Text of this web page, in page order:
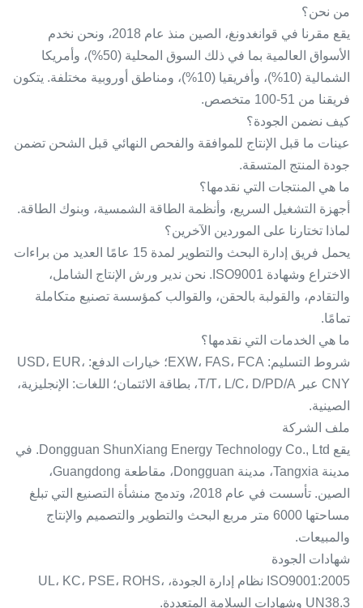
من نحن؟
يقع مقرنا في قوانغدونغ، الصين منذ عام 2018، ونحن نخدم
الأسواق العالمية بما في ذلك السوق المحلية (50%)، وأمريكا
الشمالية (10%)، وأفريقيا (10%)، ومناطق أوروبية مختلفة. يتكون
فريقنا من 51-100 متخصص.
كيف نضمن الجودة؟
عينات ما قبل الإنتاج للموافقة والفحص النهائي قبل الشحن تضمن
جودة المنتج المتسقة.
ما هي المنتجات التي نقدمها؟
أجهزة التشغيل السريع، وأنظمة الطاقة الشمسية، وبنوك الطاقة.
لماذا تختارنا على الموردين الآخرين؟
يحمل فريق إدارة البحث والتطوير لمدة 15 عامًا العديد من براءات
الاختراع وشهادة ISO9001. نحن ندير ورش الإنتاج الشامل،
والتقادم، والقولبة بالحقن، والقوالب كمؤسسة تصنيع متكاملة
تمامًا.
ما هي الخدمات التي نقدمها؟
شروط التسليم: EXW، FAS، FCA؛ خيارات الدفع: USD، EUR،
CNY عبر T/T، L/C، D/PD/A، بطاقة الائتمان؛ اللغات: الإنجليزية،
الصينية.
ملف الشركة
يقع Dongguan ShunXiang Energy Technology Co., Ltd. في
مدينة Tangxia، مدينة Dongguan، مقاطعة Guangdong،
الصين. تأسست في عام 2018، وتدمج منشأة التصنيع التي تبلغ
مساحتها 6000 متر مربع البحث والتطوير والتصميم والإنتاج
والمبيعات.
شهادات الجودة
ISO9001:2005 نظام إدارة الجودة، UL، KC، PSE، ROHS،
UN38.3 وشهادات السلامة المتعددة.